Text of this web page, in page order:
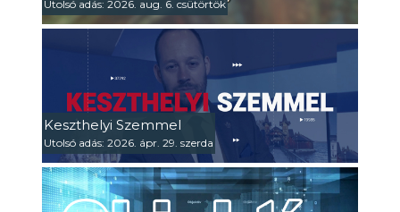
Utolsó adás: 2026. aug. 6. csütörtök
Keszthelyi Szemmel
Utolsó adás: 2026. ápr. 29. szerda